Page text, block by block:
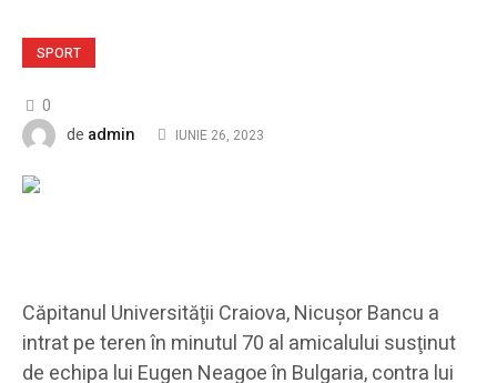
SPORT
0
de admin IUNIE 26, 2023
Căpitanul Universităţii Craiova, Nicuşor Bancu a
intrat pe teren în minutul 70 al amicalului susţinut
de echipa lui Eugen Neagoe în Bulgaria, contra lui